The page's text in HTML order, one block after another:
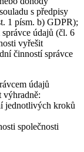
s předpisy
1 písm. b) GDPR);
údajů (čl. 6
vyřešit
činností správce
údajů
výhradně:
jednotlivých kroků
společnosti